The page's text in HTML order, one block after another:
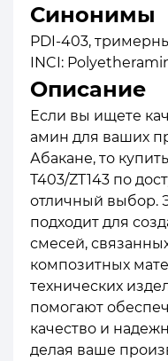
Синонимы
PDI-403,
INCI:
Описание
Если вы ищете
амин для ваших
Абакане, то
Т403/ZT143 по
отличный выбор.
подходит для
смесей,
композитных
технических
помогают
качество и
делая ваше